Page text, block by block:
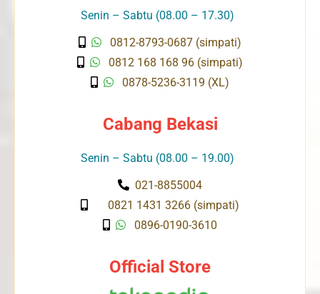
Senin – Sabtu (08.00 – 17.30)
0812-8793-0687 (simpati)
0812 168 168 96 (simpati)
0878-5236-3119 (XL)
Cabang Bekasi
Senin – Sabtu (08.00 – 19.00)
021-8855004
0821 1431 3266 (simpati)
0896-0190-3610
Official Store